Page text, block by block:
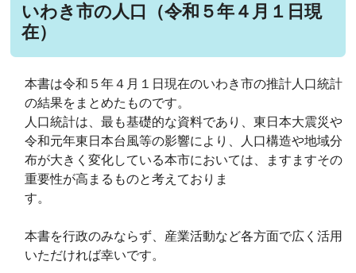
いわき市の人口（令和５年４月１日現
在）
本書は令和５年４月１日現在のいわき市の推計人口統計
の結果をまとめたものです。
人口統計は、最も基礎的な資料であり、東日本大震災や
令和元年東日本台風等の影響により、人口構造や地域分
布が大きく変化している本市においては、ますますその
重要性が高まるものと考えておりま
す。
本書を行政のみならず、産業活動など各方面で広く活用
いただければ幸いです。